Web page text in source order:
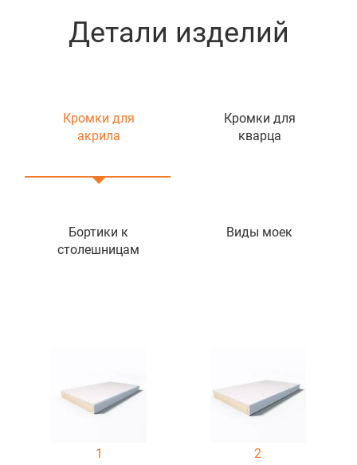
Детали изделий
Кромки для
акрила
Кромки для
кварца
Бортики к
столешницам
Виды моек
1 2